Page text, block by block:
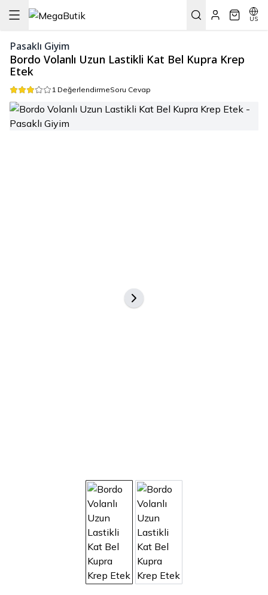
US
Pasaklı Giyim
Bordo Volanlı Uzun Lastikli Kat Bel Kupra Krep
Etek
1 DeğerlendirmeSoru Cevap